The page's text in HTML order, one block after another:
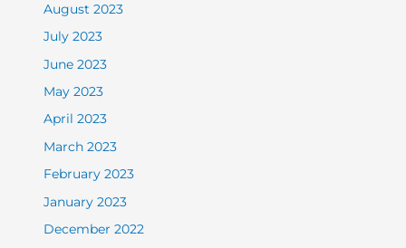
August 2023
July 2023
June 2023
May 2023
April 2023
March 2023
February 2023
January 2023
December 2022